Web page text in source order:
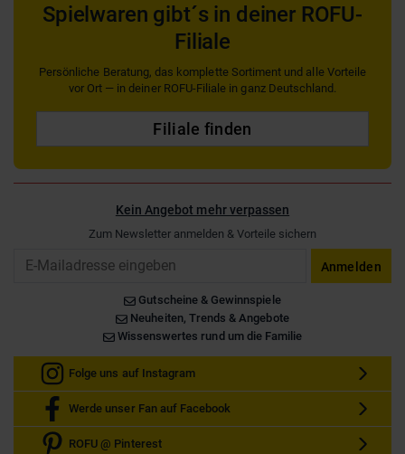
Spielwaren gibt´s in deiner ROFU-
Filiale
Persönliche Beratung, das komplette Sortiment und alle Vorteile
vor Ort — in deiner ROFU-Filiale in ganz Deutschland.
Filiale finden
Kein Angebot mehr verpassen
Zum Newsletter anmelden & Vorteile sichern
Anmelden
Gutscheine & Gewinnspiele
Neuheiten, Trends & Angebote
Wissenswertes rund um die Familie
Folge uns auf Instagram
Werde unser Fan auf Facebook
ROFU @ Pinterest